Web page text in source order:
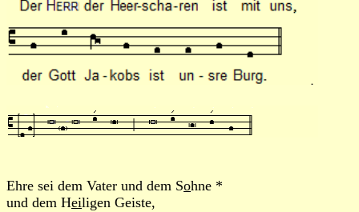
Ehre sei dem Vater und dem Sohne *
und dem Heiligen Geiste,